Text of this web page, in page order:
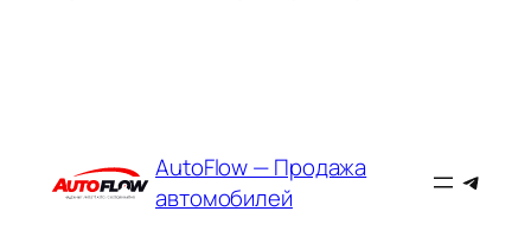
AutoFlow — Продажа
автомобилей